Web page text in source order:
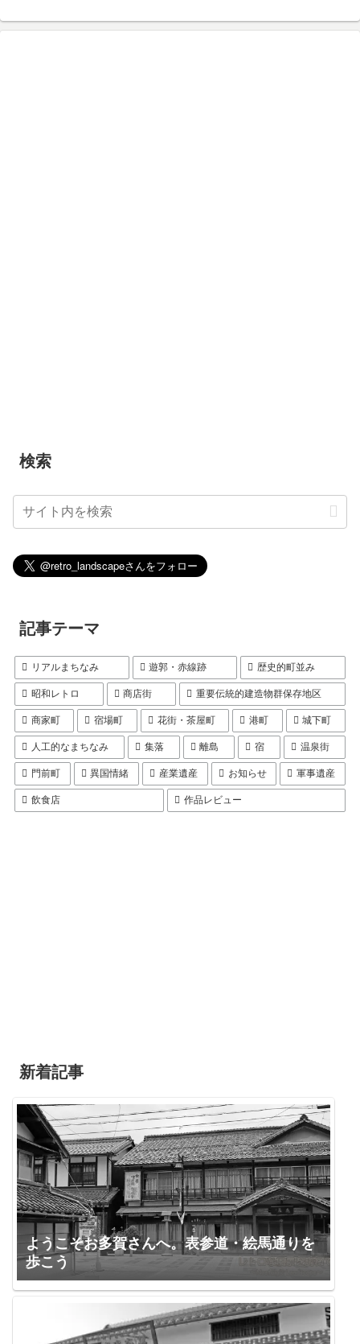
検索
記事テーマ
リアルまちなみ 遊郭・赤線跡 歴史的町並み
昭和レトロ 商店街 重要伝統的建造物群保存地区
商家町 宿場町 花街・茶屋町 港町 城下町
人工的なまちなみ 集落 離島 宿 温泉街
門前町 異国情緒 産業遺産 お知らせ 軍事遺産
飲食店 作品レビュー
新着記事
ようこそお多賀さんへ。表参道・絵馬通りを
歩こう